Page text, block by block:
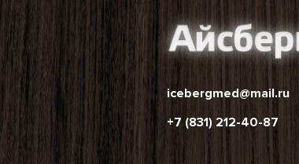
icebergmed@mail.ru
+7 (831) 212-40-87